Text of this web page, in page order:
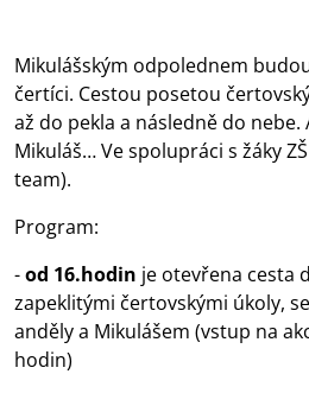
Mikulášským odpolednem
čertíci. Cestou posetou
až do pekla a následně do
Mikuláš… Ve spolupráci s žáky
team).
Program:
-od 16.hodin je otevřena cesta
zapeklitými čertovskými úkoly,
anděly a Mikulášem (vstup na
hodin)